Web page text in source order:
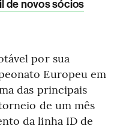
de novos sócios
por sua
Europeu em
das principais
de um mês
da linha ID de